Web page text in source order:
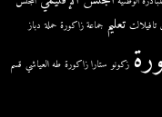
تافيلالت تعليم جماعة زاكورة حملة دباز
زكونو ستارا زاكورة طه العياشي قسم